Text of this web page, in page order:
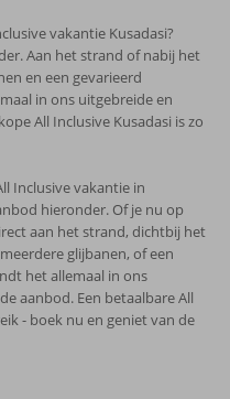
vakantie Kusadasi?
Aan het strand of nabij het
en een gevarieerd
in ons uitgebreide en
All Inclusive Kusadasi is zo
Inclusive vakantie in
hieronder. Of je nu op
aan het strand, dichtbij het
glijbanen, of een
het allemaal in ons
aanbod. Een betaalbare All
- boek nu en geniet van de